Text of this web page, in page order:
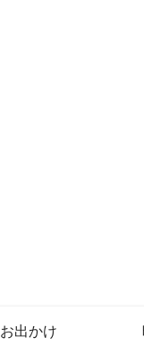
お出かけ